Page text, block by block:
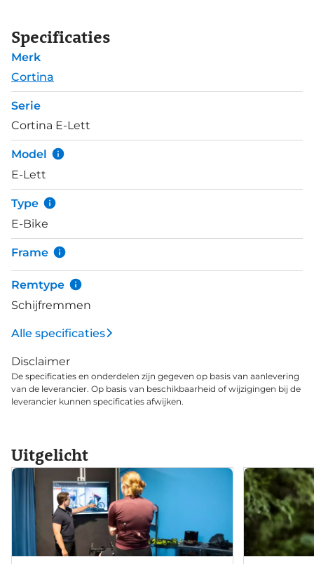
krachtig, maar dat is lichte misleiding. De motor
reageert accuraat en pittig. De accu is in de
onderbuis geïntegreerd en is niet uitneembaar.
Een volle accu gaat tussen de 30 tot 90 kilometer
mee, afhankelijk van ondersteuningsstand, berijder,
weersomstandigheden enzovoor. De E-Lett heeft
geen versnellingen. Mocht je toch bagage willen
meenemen, dan is er de mogelijkheid voor- en/of
achterdragers aan te schaffen.
Specificaties
Merk
Cortina
Serie
Cortina E-Lett
Model
E-Lett
Type
E-Bike
Frame
Remtype
Schijfremmen
Alle specificaties
Disclaimer
De specificaties en onderdelen zijn gegeven op basis van aanlevering
van de leverancier. Op basis van beschikbaarheid of wijzigingen bij de
leverancier kunnen specificaties afwijken.
Uitgelicht